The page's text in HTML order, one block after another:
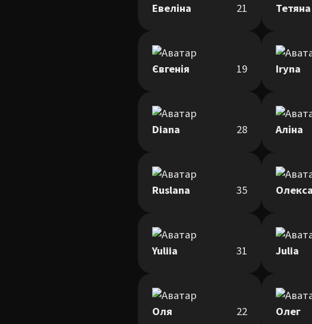
Евеліна 21 Тетяна
Євгенія 19 Iryna
Diana 28 Аліна
Ruslana 35
Yuliia 31 Julia
Оля 22 Олег